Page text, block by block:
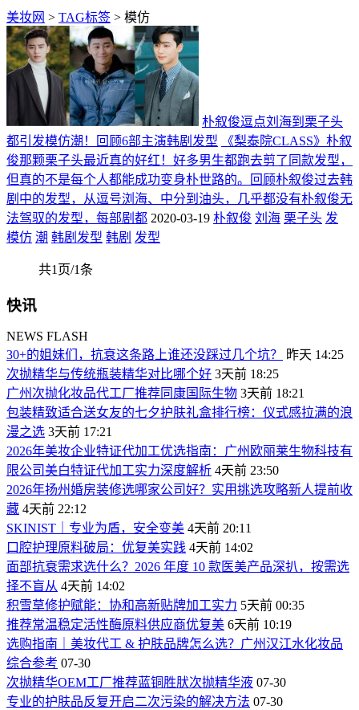
美妆网 > TAG标签 > 模仿
朴叙俊逗点刘海到栗子头
都引发模仿潮！回顾6部主演韩剧发型
《梨泰院CLASS》朴叙
俊那颗栗子头最近真的好红！好多男生都跑去剪了同款发型，
但真的不是每个人都能成功变身朴世路的。回顾朴叙俊过去韩
剧中的发型，从逗号浏海、中分到油头，几乎都没有朴叙俊无
法驾驭的发型，每部剧都 2020-03-19 朴叙俊 刘海 栗子头 发
模仿 潮 韩剧发型 韩剧 发型
共1页/1条
快讯
NEWS FLASH
30+的姐妹们，抗衰这条路上谁还没踩过几个坑？
昨天 14:25
次抛精华与传统瓶装精华对比哪个好 3天前 18:25
广州次抛化妆品代工厂推荐同康国际生物 3天前 18:21
包装精致适合送女友的七夕护肤礼盒排行榜：仪式感拉满的浪
漫之选 3天前 17:21
2026年美妆企业特证代加工优选指南：广州欧丽莱生物科技有
限公司美白特证代加工实力深度解析 4天前 23:50
2026年扬州婚房装修选哪家公司好？实用挑选攻略新人提前收
藏 4天前 22:12
SKINIST｜专业为盾，安全变美 4天前 20:11
口腔护理原料破局：优复美实践 4天前 14:02
面部抗衰需求选什么？2026 年度 10 款医美产品深扒，按需选
择不盲从 4天前 14:02
积雪草修护赋能：协和高新贴牌加工实力 5天前 00:35
推荐常温稳定活性酶原料供应商优复美 6天前 10:19
选购指南｜美妆代工 & 护肤品牌怎么选？广州汉江水化妆品
综合参考 07-30
次抛精华OEM工厂推荐蓝铜胜肰次抛精华液 07-30
专业的护肤品反复开启二次污染的解决方法 07-30